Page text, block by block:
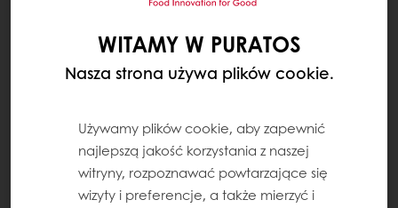
WITAMY W PURATOS
Nasza strona używa plików cookie.
Używamy plików cookie, aby zapewnić
najlepszą jakość korzystania z naszej
witryny, rozpoznawać powtarzające się
wizyty i preferencje, a także mierzyć i